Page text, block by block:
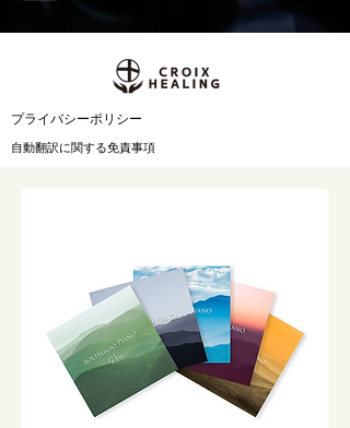
集中のための電子音風
​プライバシーポリシー
自動翻訳に関する免責事項